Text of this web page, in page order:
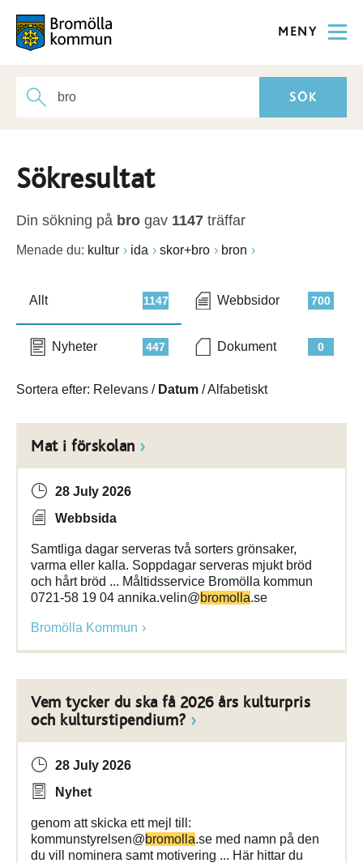
MENY
Sökresultat
Din sökning på bro gav 1147 träffar
Menade du: kultur ida skor+bro bron
1147
Allt 700
Webbsidor
447
Nyheter 0
Dokument
Sortera efter: Relevans / Datum /Alfabetiskt
Mat i förskolan
28 July 2026
Webbsida
Samtliga dagar serveras två sorters grönsaker,
varma eller kalla. Soppdagar serveras mjukt bröd
och hårt bröd ... Måltidsservice Bromölla kommun
0721-58 19 04 annika.velin@bromolla.se
Bromölla Kommun
Vem tycker du ska få 2026 års kulturpris
och kulturstipendium?
28 July 2026
Nyhet
genom att skicka ett mejl till:
kommunstyrelsen@bromolla.se med namn på den
du vill nominera samt motivering ... Här hittar du